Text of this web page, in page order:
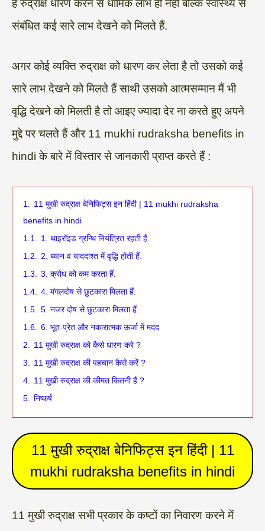
है रुद्राक्ष धारण करने से धार्मिक लाभ ही नहीं बल्कि स्वास्थ्य से
संबंधित कई सारे लाभ देखने को मिलते हैं.
अगर कोई व्यक्ति रुद्राक्ष को धारण कर लेता है तो उसको कई
सारे लाभ देखने को मिलते हैं साथी उसको आत्मसम्मान मैं भी
वृद्धि देखने को मिलती है तो आइए ज्यादा देर ना करते हुए अपने
मुद्दे पर चलते हैं और 11 mukhi rudraksha benefits in
hindi के बारे में विस्तार से जानकारी प्राप्त करते हैं :
1.
11 मुखी रुद्राक्ष बेनिफिट्स इन हिंदी | 11 mukhi rudraksha
benefits in hindi
1.1.
1. थाइरॉइड ग्रन्थि नियंत्रित रहती हैं.
1.2.
2. ध्यान व याददाश्त में वृद्धि होती हैं.
1.3.
3. क्रोध को कम करता हैं.
1.4.
4. मंगलदोष से छुटकारा मिलता हैं.
1.5.
5. नजर दोष से छुटकारा मिलता हैं.
1.6.
6. भूत-प्रेत और नकारात्मक ऊर्जा में मदद
2.
11 मुखी रुद्राक्ष को कैसे धारण करे ?
3.
11 मुखी रुद्राक्ष की पहचान कैसे करें ?
4.
11 मुखी रुद्राक्ष की कीमत कितनी हैं ?
5.
निष्कर्ष
11 मुखी रुद्राक्ष बेनिफिट्स इन हिंदी | 11
mukhi rudraksha benefits in hindi
11 मुखी रुद्राक्ष सभी प्रकार के कष्टों का निवारण करने में